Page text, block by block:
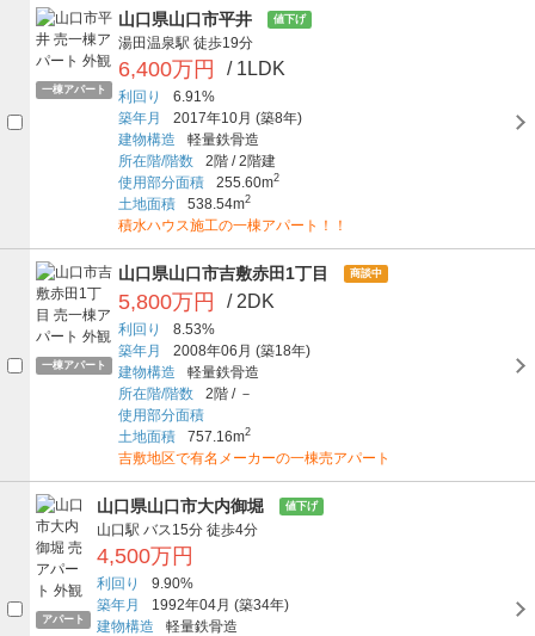
一棟アパート
山口県山口市平井 値下げ
湯田温泉駅 徒歩19分
6,400万円 / 1LDK
利回り
6.91%
築年月
2017年10月 (築8年)
建物構造
軽量鉄骨造
所在階/階数
2階 /2階建
使用部分面積
255.60m2
土地面積 538.54m2
積水ハウス施工の一棟アパート！！
一棟アパート
山口県山口市吉敷赤田1丁目 商談中
5,800万円 / 2DK
利回り
8.53%
築年月
2008年06月 (築18年)
建物構造
軽量鉄骨造
所在階/階数
2階 /－
使用部分面積
土地面積
757.16m2
吉敷地区で有名メーカーの一棟売アパート
アパート
山口県山口市大内御堀 値下げ
山口駅 バス15分 徒歩4分
4,500万円
利回り
9.90%
築年月
1992年04月 (築34年)
建物構造
軽量鉄骨造